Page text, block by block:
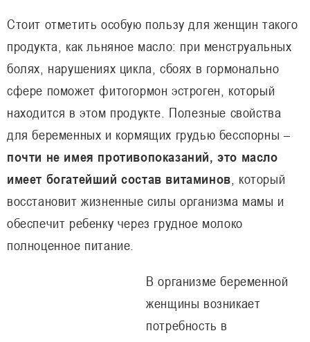
Стоит отметить особую пользу для женщин такого
продукта, как льняное масло: при менструальных
болях, нарушениях цикла, сбоях в гормонально
сфере поможет фитогормон эстроген, который
находится в этом продукте. Полезные свойства
для беременных и кормящих грудью бесспорны –
почти не имея противопоказаний, это масло
имеет богатейший состав витаминов , который
восстановит жизненные силы организма мамы и
обеспечит ребенку через грудное молоко
полноценное питание.
В организме беременной
женщины возникает
потребность в